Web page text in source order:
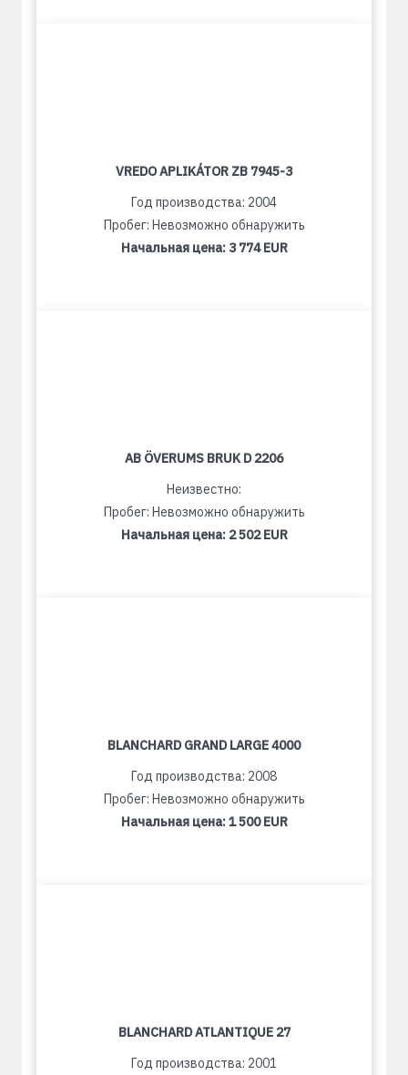
VREDO APLIKÁTOR ZB 7945-3
Год производства: 2004
Пробег: Невозможно обнаружить
Начальная цена: 3 774 EUR
AB ÖVERUMS BRUK D 2206
Неизвестно:
Пробег: Невозможно обнаружить
Начальная цена: 2 502 EUR
BLANCHARD GRAND LARGE 4000
Год производства: 2008
Пробег: Невозможно обнаружить
Начальная цена:1 500 EUR
BLANCHARD ATLANTIQUE 27
Год производства: 2001